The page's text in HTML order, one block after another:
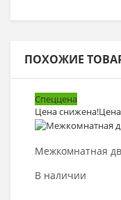
ПОХОЖИЕ
Спеццена
Цена снижена!
Межкомнатная
В наличии